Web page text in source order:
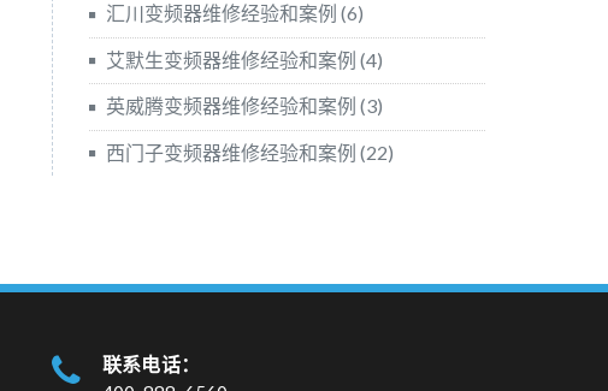
汇川变频器维修经验和案例 (6)
艾默生变频器维修经验和案例 (4)
英威腾变频器维修经验和案例 (3)
西门子变频器维修经验和案例 (22)
联系电话：